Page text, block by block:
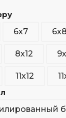
6х7 6х8
8х12
11х12